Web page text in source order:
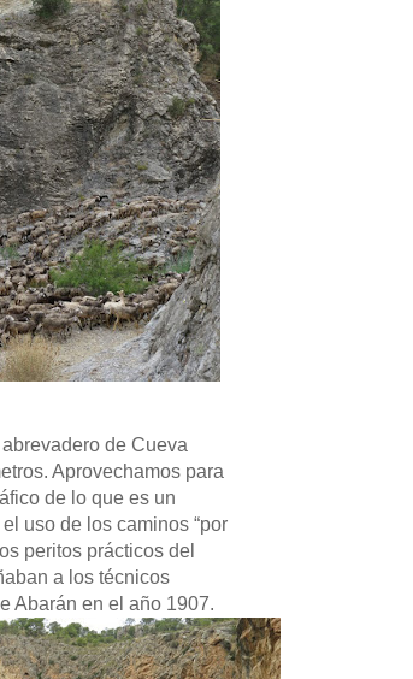
de Cueva
Aprovechamos para
de lo que es un
uso de los caminos “por
peritos prácticos del
a los técnicos
Abarán en el año 1907.